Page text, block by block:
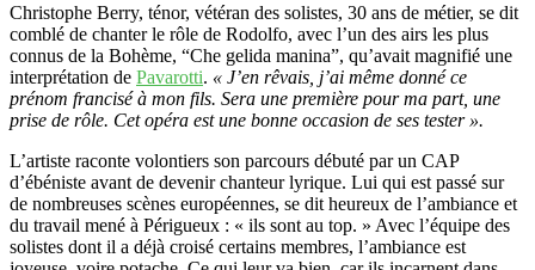
Christophe Berry, ténor, vétéran des solistes, 30 ans de métier, se dit
comblé de chanter le rôle de Rodolfo, avec l’un des airs les plus
connus de la Bohème, “Che gelida manina”, qu’avait magnifié une
interprétation de Pavarotti. « J’en rêvais, j’ai même donné ce
prénom francisé à mon fils. Sera une première pour ma part, une
prise de rôle. Cet opéra est une bonne occasion de ses tester ».
L’artiste raconte volontiers son parcours débuté par un CAP
d’ébéniste avant de devenir chanteur lyrique. Lui qui est passé sur
de nombreuses scènes européennes, se dit heureux de l’ambiance et
du travail mené à Périgueux : « ils sont au top. » Avec l’équipe des
solistes dont il a déjà croisé certains membres, l’ambiance est